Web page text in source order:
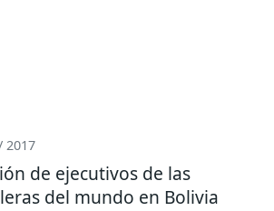
2017
de ejecutivos de las
del mundo en Bolivia